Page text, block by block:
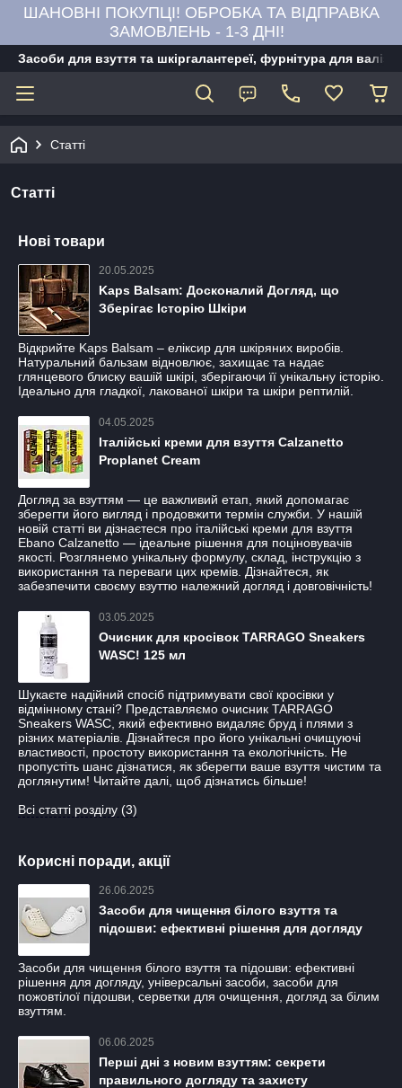
ШАНОВНІ ПОКУПЦІ! ОБРОБКА ТА ВІДПРАВКА
ЗАМОВЛЕНЬ - 1-3 ДНІ!
Засоби для взуття та шкіргалантереї, фурнітура для
Статті
Статті
Нові товари
20.05.2025
Kaps Balsam: Досконалий Догляд, що
Зберігає Історію Шкіри
Відкрийте Kaps Balsam – еліксир для шкіряних виробів.
Натуральний бальзам відновлює, захищає та надає
глянцевого блиску вашій шкірі, зберігаючи її унікальну історію.
Ідеально для гладкої, лакованої шкіри та шкіри рептилій.
04.05.2025
Італійські креми для взуття Calzanetto
Proplanet Cream
Догляд за взуттям — це важливий етап, який допомагає
зберегти його вигляд і продовжити термін служби. У нашій
новій статті ви дізнаєтеся про італійські креми для взуття
Ebano Calzanetto — ідеальне рішення для поціновувачів
якості. Розглянемо унікальну формулу, склад, інструкцію з
використання та переваги цих кремів. Дізнайтеся, як
забезпечити своєму взуттю належний догляд і довговічність!
03.05.2025
Очисник для кросівок TARRAGO Sneakers
WASC! 125 мл
Шукаєте надійний спосіб підтримувати свої кросівки у
відмінному стані? Представляємо очисник TARRAGO
Sneakers WASC, який ефективно видаляє бруд і плями з
різних матеріалів. Дізнайтеся про його унікальні очищуючі
властивості, простоту використання та екологічність. Не
пропустіть шанс дізнатися, як зберегти ваше взуття чистим та
доглянутим! Читайте далі, щоб дізнатись більше!
Всі статті розділу (3)
Корисні поради, акції
26.06.2025
Засоби для чищення білого взуття та
підошви: ефективні рішення для догляду
Засоби для чищення білого взуття та підошви: ефективні
рішення для догляду, універсальні засоби, засоби для
пожовтілої підошви, серветки для очищення, догляд за білим
взуттям.
06.06.2025
Перші дні з новим взуттям: секрети
правильного догляду та захисту